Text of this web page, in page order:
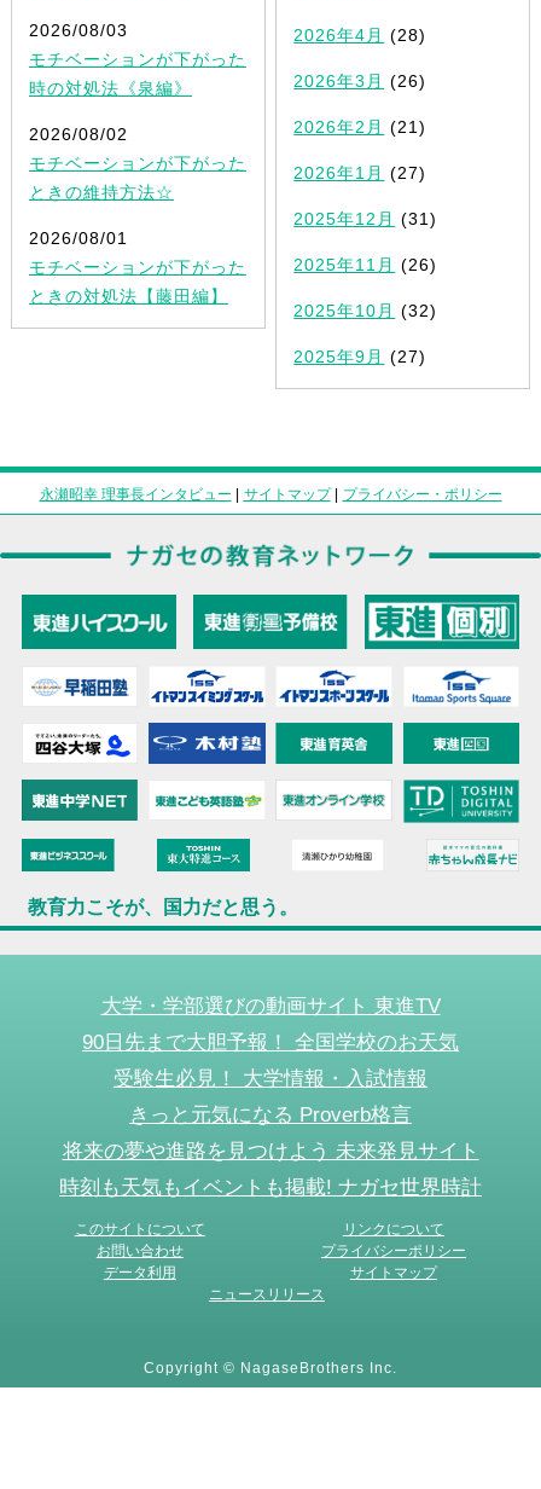
2026/08/03
モチベーションが下がった
時の対処法《泉編》
2026/08/02
モチベーションが下がった
ときの維持方法☆
2026/08/01
モチベーションが下がった
ときの対処法【藤田編】
2026年4月 (28)
2026年3月 (26)
2026年2月 (21)
2026年1月 (27)
2025年12月 (31)
2025年11月 (26)
2025年10月 (32)
2025年9月 (27)
永瀬昭幸 理事長インタビュー | サイトマップ| プライバシー・ポリシー
教育力こそが、国力だと思う。
大学・学部選びの動画サイト 東進TV
90日先まで大胆予報！ 全国学校のお天気
受験生必見！ 大学情報・入試情報
きっと元気になる Proverb格言
将来の夢や進路を見つけよう 未来発見サイト
時刻も天気もイベントも掲載! ナガセ世界時計
このサイトについて
リンクについて
お問い合わせ
プライバシーポリシー
データ利用
サイトマップ
ニュースリリース
Copyright © NagaseBrothers Inc.